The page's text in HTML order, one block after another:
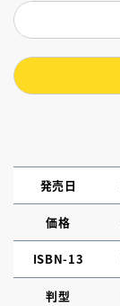
発売日
価格
ISBN-13
判型